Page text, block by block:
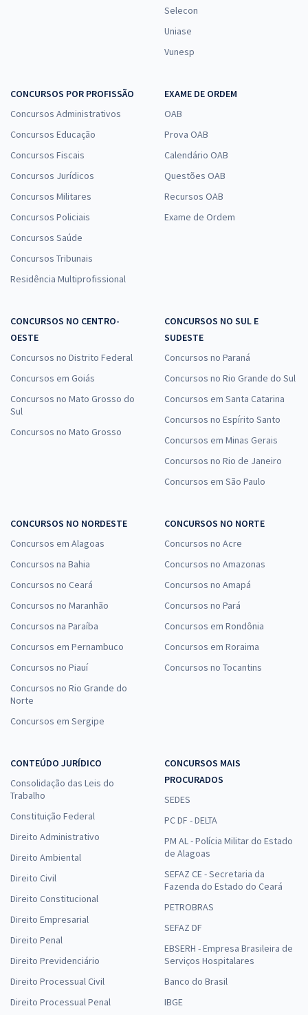
Selecon
Uniase
Vunesp
CONCURSOS POR PROFISSÃO
Concursos Administrativos
Concursos Educação
Concursos Fiscais
Concursos Jurídicos
Concursos Militares
Concursos Policiais
Concursos Saúde
Concursos Tribunais
Residência Multiprofissional
EXAME DE ORDEM
OAB
Prova OAB
Calendário OAB
Questões OAB
Recursos OAB
Exame de Ordem
CONCURSOS NO CENTRO-
OESTE
Concursos no Distrito Federal
Concursos em Goiás
Concursos no Mato Grosso do
Sul
Concursos no Mato Grosso
CONCURSOS NO SUL E
SUDESTE
Concursos no Paraná
Concursos no Rio Grande do Sul
Concursos em Santa Catarina
Concursos no Espírito Santo
Concursos em Minas Gerais
Concursos no Rio de Janeiro
Concursos em São Paulo
CONCURSOS NO NORDESTE
Concursos em Alagoas
Concursos na Bahia
Concursos no Ceará
Concursos no Maranhão
Concursos na Paraíba
Concursos em Pernambuco
Concursos no Piauí
Concursos no Rio Grande do
Norte
Concursos em Sergipe
CONCURSOS NO NORTE
Concursos no Acre
Concursos no Amazonas
Concursos no Amapá
Concursos no Pará
Concursos em Rondônia
Concursos em Roraima
Concursos no Tocantins
CONTEÚDO JURÍDICO
Consolidação das Leis do
Trabalho
Constituição Federal
Direito Administrativo
Direito Ambiental
Direito Civil
Direito Constitucional
Direito Empresarial
Direito Penal
Direito Previdenciário
Direito Processual Civil
Direito Processual Penal
CONCURSOS MAIS
PROCURADOS
SEDES
PC DF - DELTA
PM AL - Polícia Militar do Estado
de Alagoas
SEFAZ CE - Secretaria da
Fazenda do Estado do Ceará
PETROBRAS
SEFAZ DF
EBSERH - Empresa Brasileira de
Serviços Hospitalares
Banco do Brasil
IBGE